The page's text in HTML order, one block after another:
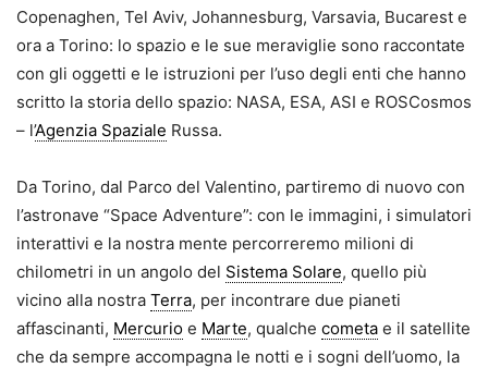
Copenaghen, Tel Aviv, Johannesburg, Varsavia, Bucarest e
ora a Torino: lo spazio e le sue meraviglie sono raccontate
con gli oggetti e le istruzioni per l’uso degli enti che hanno
scritto la storia dello spazio: NASA, ESA, ASI e ROSCosmos
– l’Agenzia Spaziale Russa.
Da Torino, dal Parco del Valentino, partiremo di nuovo con
l’astronave “Space Adventure”: con le immagini, i simulatori
interattivi e la nostra mente percorreremo milioni di
chilometri in un angolo del Sistema Solare, quello più
vicino alla nostra Terra, per incontrare due pianeti
affascinanti, Mercurio e Marte, qualche cometa e il satellite
che da sempre accompagna le notti e i sogni dell’uomo, la